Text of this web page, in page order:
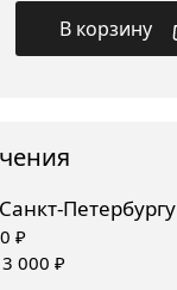
В корзину
Петербургу
₽
000 ₽